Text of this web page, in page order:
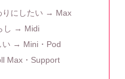
りにしたい → Max
し → Midi
い → Mini・Pod
Max・Support